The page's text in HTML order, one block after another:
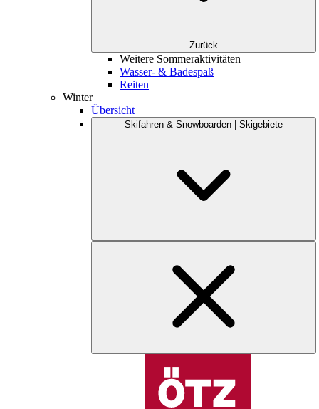
Zurück
Weitere Sommeraktivitäten
Wasser- & Badespaß
Reiten
Winter
Übersicht
Skifahren & Snowboarden | Skigebiete